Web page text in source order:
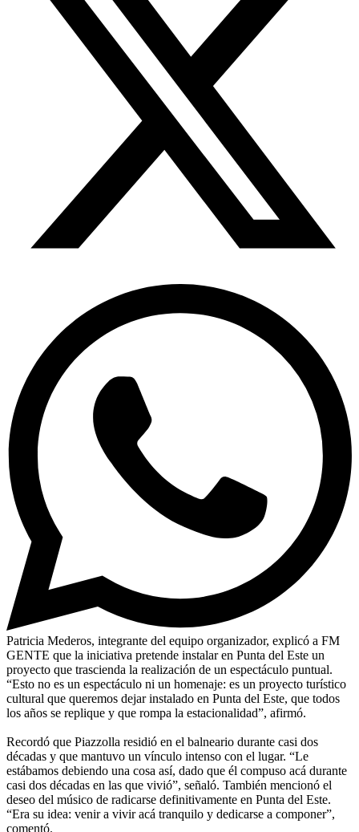
Patricia Mederos, integrante del equipo organizador, explicó a FM
GENTE que la iniciativa pretende instalar en Punta del Este un
proyecto que trascienda la realización de un espectáculo puntual.
“Esto no es un espectáculo ni un homenaje: es un proyecto turístico
cultural que queremos dejar instalado en Punta del Este, que todos
los años se replique y que rompa la estacionalidad”, afirmó.
Recordó que Piazzolla residió en el balneario durante casi dos
décadas y que mantuvo un vínculo intenso con el lugar. “Le
estábamos debiendo una cosa así, dado que él compuso acá durante
casi dos décadas en las que vivió”, señaló. También mencionó el
deseo del músico de radicarse definitivamente en Punta del Este.
“Era su idea: venir a vivir acá tranquilo y dedicarse a componer”,
comentó.